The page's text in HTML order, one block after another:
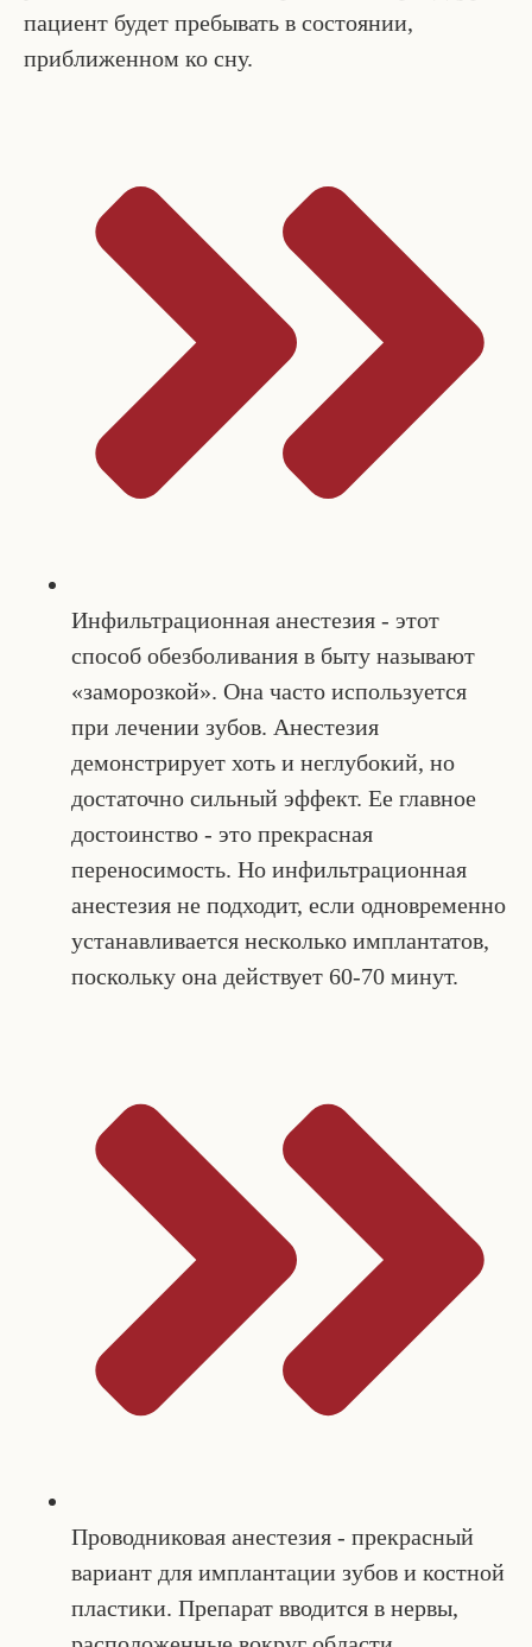
пациент будет пребывать в состоянии,
приближенном ко сну.
Инфильтрационная анестезия - этот
способ обезболивания в быту называют
«заморозкой». Она часто используется
при лечении зубов. Анестезия
демонстрирует хоть и неглубокий, но
достаточно сильный эффект. Ее главное
достоинство - это прекрасная
переносимость. Но инфильтрационная
анестезия не подходит, если одновременно
устанавливается несколько имплантатов,
поскольку она действует 60-70 минут.
Проводниковая анестезия - прекрасный
вариант для имплантации зубов и костной
пластики. Препарат вводится в нервы,